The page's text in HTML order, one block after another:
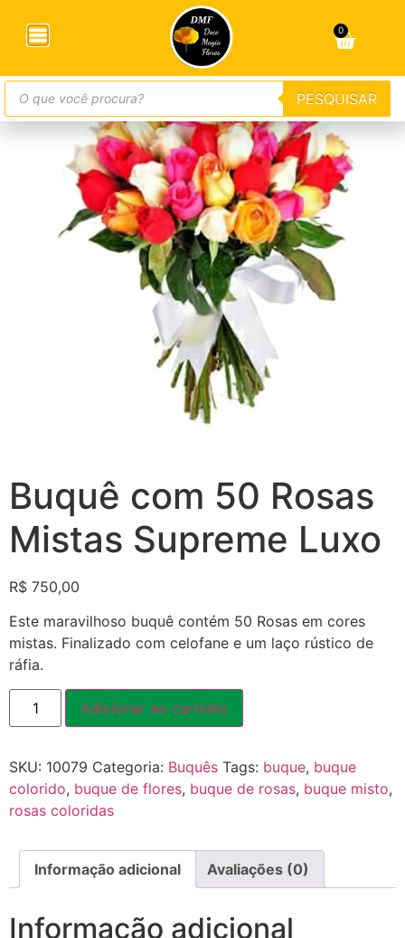
/ Buquê com 50 Rosas Mistas Supreme
Luxo
Buquê com 50 Rosas
Mistas Supreme Luxo
R$ 750,00
Este maravilhoso buquê contém 50 Rosas em cores
mistas. Finalizado com celofane e um laço rústico de
ráfia.
Adicionar ao carrinho
SKU: 10079 Categoria: Buquês Tags: buque, buque
colorido, buque de flores, buque de rosas, buque misto,
rosas coloridas
Informação adicional Avaliações (0)
Informação adicional
0
PESQUISAR